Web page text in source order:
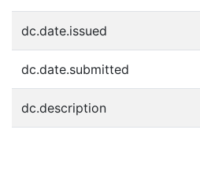
dc.date.issued
dc.date.submitted
dc.description